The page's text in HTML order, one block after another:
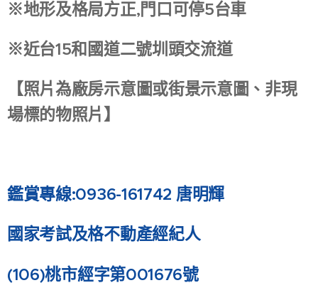
※地形及格局方正,門口可停5台車
※近台15和國道二號圳頭交流道
【照片為廠房示意圖或街景示意圖、非現
場標的物照片】
鑑賞專線:0936-161742 唐明輝
國家考試及格不動產經紀人
(106)桃市經字第001676號